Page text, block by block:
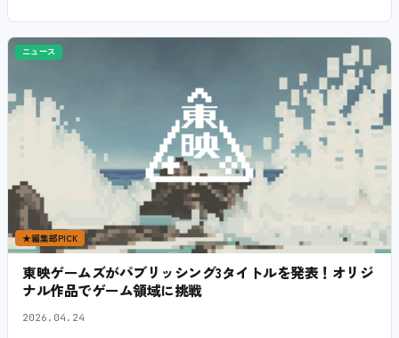
ニュース
★編集部PICK
東映ゲームズがパブリッシング3タイトルを発表！オリジ
ナル作品でゲーム領域に挑戦
2026.04.24